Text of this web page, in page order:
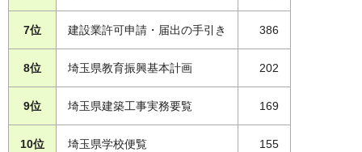
7位 建設業許可申請・届出の手引き 386
8位 埼玉県教育振興基本計画 202
9位 埼玉県建築工事実務要覧 169
10位 埼玉県学校便覧 155